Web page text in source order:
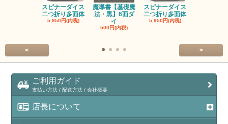
スピナーダイス
二つ折り多面体
5,950円(内税)
魔導書【基礎魔
法・黒】6面ダ
イ
500円(内税)
スピナーダイス
二つ折り多面体
5,950円(内税)
< >
ご利用ガイド
支払い方法 / 配送方法 / 会社概要
店長について